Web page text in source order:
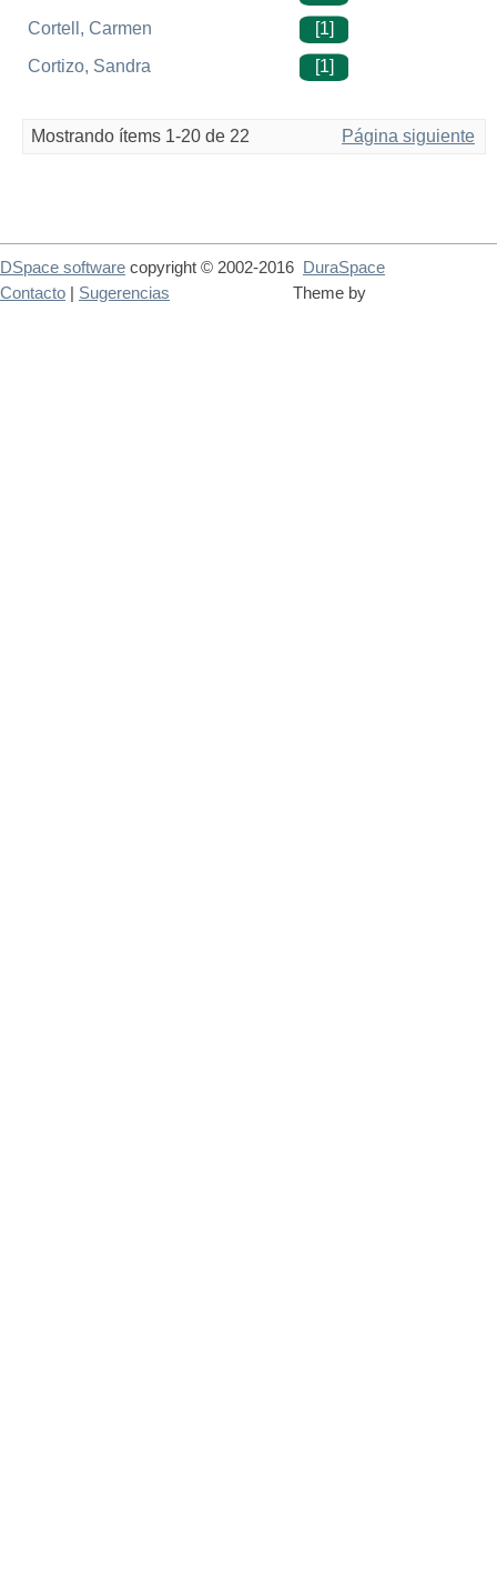
Cortell, Carmen
[1]
Cortizo, Sandra
[1]
Mostrando ítems 1-20 de 22 Página siguiente
DSpace software copyright © 2002-2016
DuraSpace
Theme by
Contacto Sugerencias